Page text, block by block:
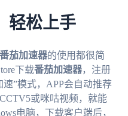
轻松上手
番茄加速器的使用都很简
下载番茄加速器，注册
”模式，APP会自动推荐
或咪咕视频，就能
电脑，下载客户端后，